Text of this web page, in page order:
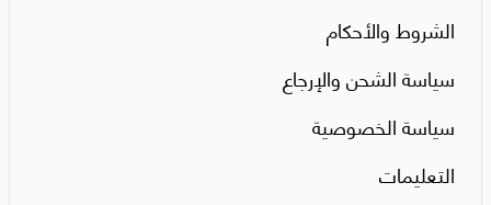
الشروط والأحكام
سياسة الشحن والإرجاع
سياسة الخصوصية
التعليمات